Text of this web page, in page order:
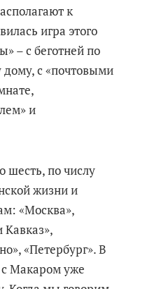
к
игра этого
– с беготней по
с «почтовыми
и
шесть, по числу
жизни и
«Москва»,
«Петербург». В
Макаром уже